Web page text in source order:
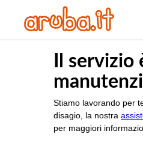
Il servizio
Stiamo lavorando per
disagio, la nostra
per maggiori